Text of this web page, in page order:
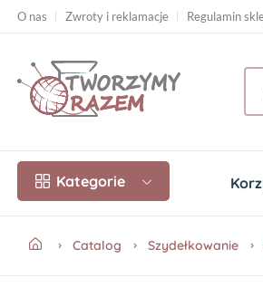
O nas Zwroty i reklamacje Regulamin
Kategorie
Catalog Szydełkowanie